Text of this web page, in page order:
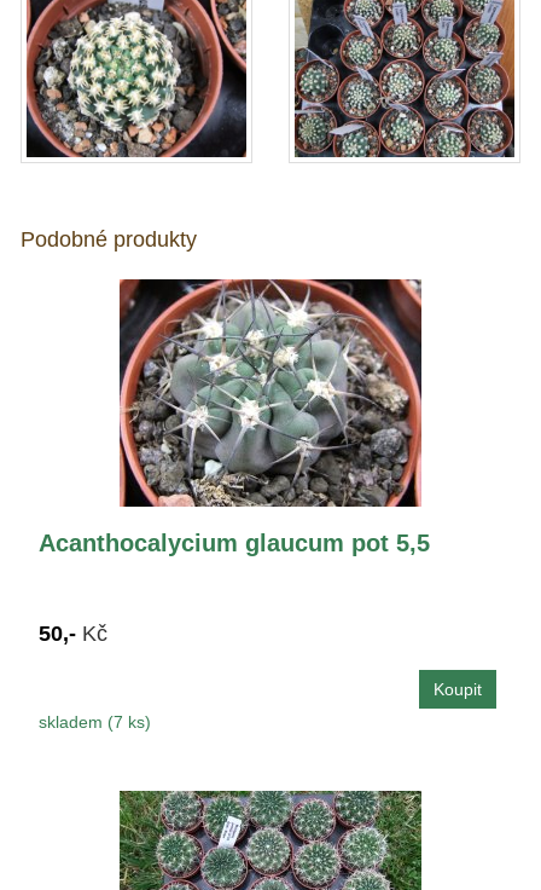
Podobné produkty
Acanthocalycium glaucum pot 5,5
50,- Kč
skladem (7 ks)